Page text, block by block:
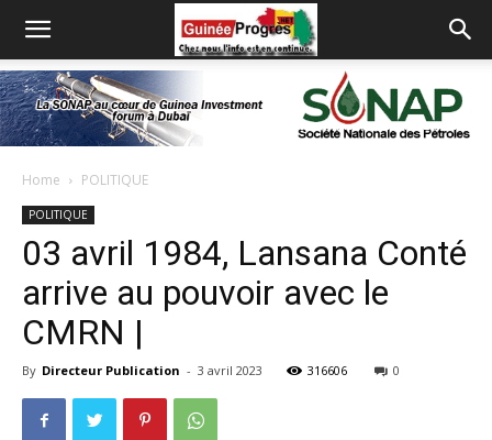
Home POLITIQUE
POLITIQUE
03 avril 1984, Lansana Conté
arrive au pouvoir avec le
CMRN |
By Directeur Publication - 3 avril 2023 316606 0